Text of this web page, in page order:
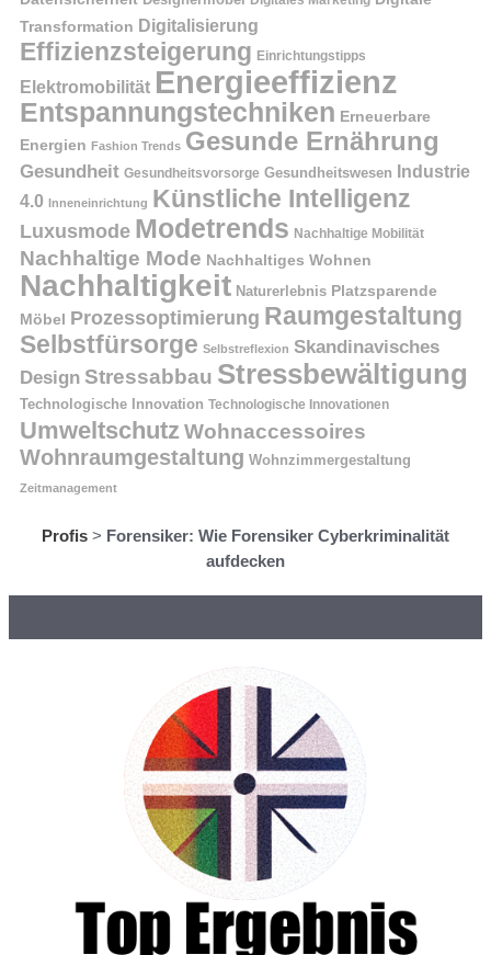
Transformation Digitalisierung
Effizienzsteigerung Einrichtungstipps
Elektromobilität Energieeffizienz
Entspannungstechniken Erneuerbare
Energien Fashion Trends Gesunde Ernährung
Gesundheit Gesundheitsvorsorge Gesundheitswesen Industrie
4.0 Inneneinrichtung Künstliche Intelligenz
Luxusmode Modetrends Nachhaltige Mobilität
Nachhaltige Mode Nachhaltiges Wohnen
Nachhaltigkeit Naturerlebnis Platzsparende
Möbel
Prozessoptimierung Raumgestaltung
Selbstfürsorge Selbstreflexion Skandinavisches
Design Stressabbau Stressbewältigung
Technologische Innovation Technologische Innovationen
Umweltschutz Wohnaccessoires
Wohnraumgestaltung Wohnzimmergestaltung
Zeitmanagement
Profis > Forensiker: Wie Forensiker Cyberkriminalität
aufdecken